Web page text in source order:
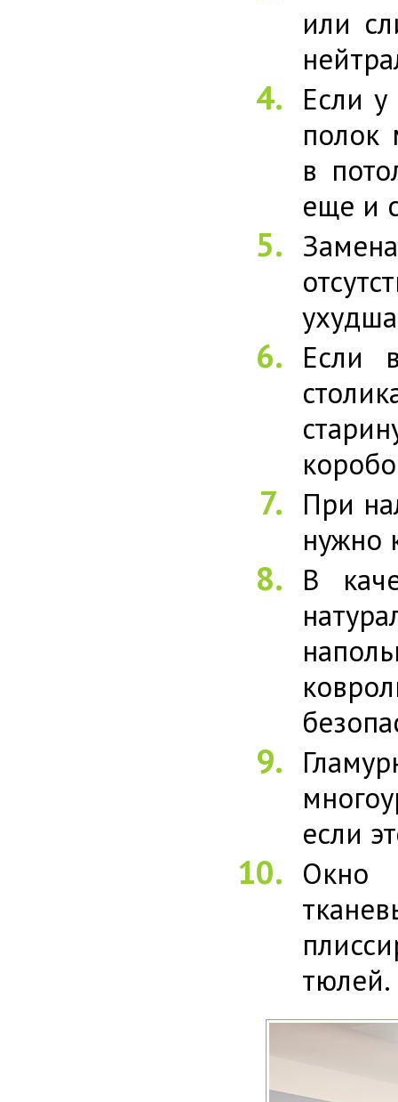
или
Если
полок
в
еще и
Если
При
нужно
В
если
Окно
тюлей.